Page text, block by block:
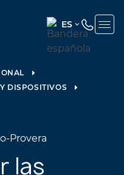
ES
ENGLISH
DISPOSITIVOS
Provera
las